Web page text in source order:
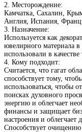
2. Месторождение:
Камчатка, Сахалин,
Англия, Испания,
3. Назначение:
Используется как
ювелирного материала
использовали в
4. Кому подходит:
Cчитается, что гагат
способствует тому,
использоваться, чтобы
поисках духовного
энергию и облегчает
финансы и защищает
настроения и облегчает
Способствует